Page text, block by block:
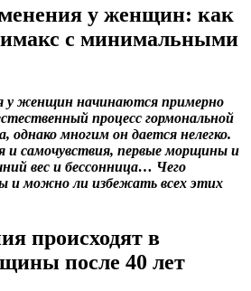
у женщин: как
с минимальными
у женщин начинаются примерно
процесс гормональной
однако многим он дается нелегко.
и самочувствия, первые морщины и
вес и бессонница… Чего
и можно ли избежать всех этих
происходят в
после 40 лет